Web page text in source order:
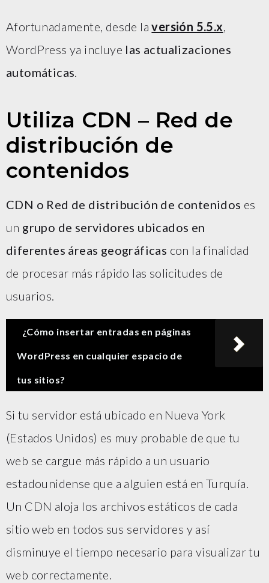
Afortunadamente, desde laversión 5.5.x,
WordPress ya incluye las actualizaciones
automáticas.
Utiliza CDN – Red de
distribución de
contenidos
CDN o Red de distribución de contenidos es
un grupo de servidores ubicados en
diferentes áreas geográficas con la finalidad
de procesar más rápido las solicitudes de
usuarios.
¿Cómo insertar entradas en páginas
WordPress en cualquier espacio de
tus sitios?
Si tu servidor está ubicado en Nueva York
(Estados Unidos) es muy probable de que tu
web se cargue más rápido a un usuario
estadounidense que a alguien está en Turquía.
Un CDN aloja los archivos estáticos de cada
sitio web en todos sus servidores y así
disminuye el tiempo necesario para visualizar tu
web correctamente.